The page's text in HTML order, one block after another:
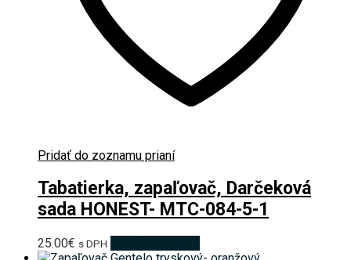
Pridať do zoznamu prianí
Tabatierka, zapaľovač, Darčeková
sada HONEST- MTC-084-5-1
25.00€ s DPH